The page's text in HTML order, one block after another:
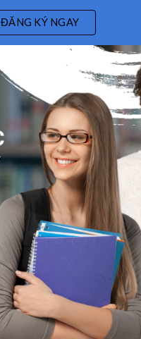
Skip to navigation
ĐĂNG KÝ NGAY